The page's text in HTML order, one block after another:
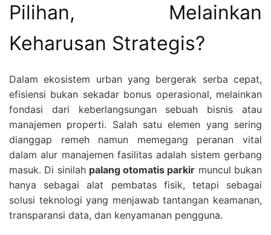
Pilihan, Melainkan
Keharusan Strategis?
Dalam ekosistem urban yang bergerak serba cepat,
efisiensi bukan sekadar bonus operasional, melainkan
fondasi dari keberlangsungan sebuah bisnis atau
manajemen properti. Salah satu elemen yang sering
dianggap remeh namun memegang peranan vital
dalam alur manajemen fasilitas adalah sistem gerbang
masuk. Di sinilah palang otomatis parkir muncul bukan
hanya sebagai alat pembatas fisik, tetapi sebagai
solusi teknologi yang menjawab tantangan keamanan,
transparansi data, dan kenyamanan pengguna.